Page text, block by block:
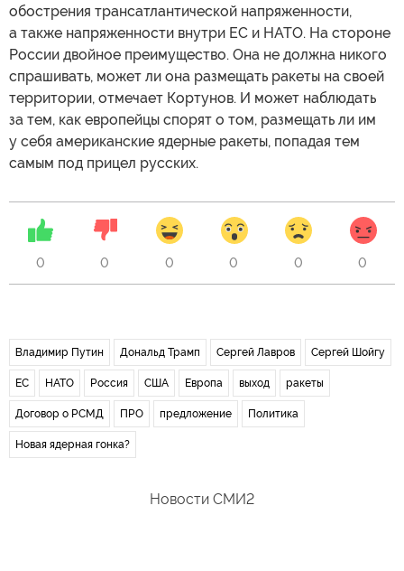
обострения трансатлантической напряженности,
а также напряженности внутри ЕС и НАТО. На стороне
России двойное преимущество. Она не должна никого
спрашивать, может ли она размещать ракеты на своей
территории, отмечает Кортунов. И может наблюдать
за тем, как европейцы спорят о том, размещать ли им
у себя американские ядерные ракеты, попадая тем
самым под прицел русских.
0 0 0 0 0 0
Владимир Путин Дональд Трамп Сергей Лавров Сергей Шойгу
ЕС НАТО Россия США Европа выход ракеты
Договор о РСМД ПРО предложение Политика
Новая ядерная гонка?
Новости СМИ2